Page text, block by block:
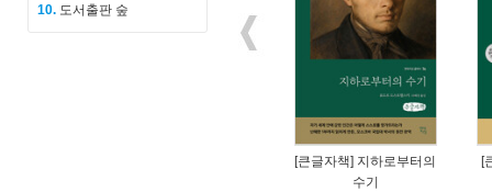
10. 도서출판 숲
[큰글자책] 지하로부터의
수기
[